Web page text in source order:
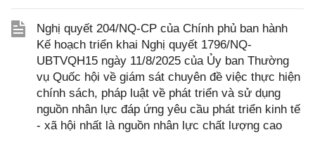
Nghị quyết 204/NQ-CP của Chính phủ ban hành
Kế hoạch triển khai Nghị quyết 1796/NQ-
UBTVQH15 ngày 11/8/2025 của Ủy ban Thường
vụ Quốc hội về giám sát chuyên đề việc thực hiện
chính sách, pháp luật về phát triển và sử dụng
nguồn nhân lực đáp ứng yêu cầu phát triển kinh tế
- xã hội nhất là nguồn nhân lực chất lượng cao